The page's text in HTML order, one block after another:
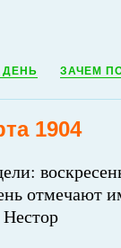
ДЕНЬ ЗАЧЕМ
1904
отмечают